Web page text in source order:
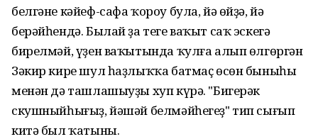
белгәне кәйеф-сафа ҡороу була, йә өйҙә, йә
берәйһендә. Былай ҙа теге ваҡыт саҡ эскегә
бирелмәй, үҙен ваҡытында ҡулға алып өлгөргән
Зәкир кире шул һаҙлыҡҡа батмаҫ өсөн быныһы
менән дә ташлашыуҙы хуп күрә. "Бигерәк
скушныйһығыҙ, йәшәй белмәйһегеҙ" тип сығып
китә был ҡатыны.